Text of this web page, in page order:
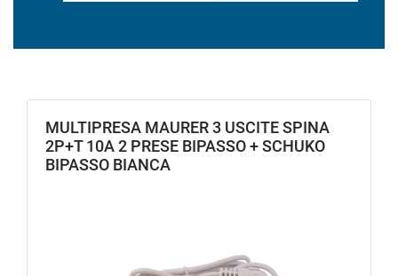
MULTIPRESA MAURER 3 USCITE SPINA
2P+T 10A 2 PRESE BIPASSO + SCHUKO
BIPASSO BIANCA